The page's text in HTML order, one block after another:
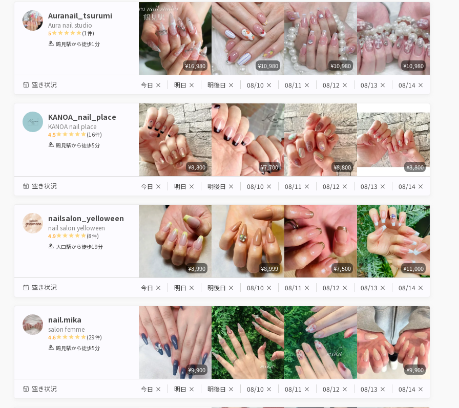
Auranail_tsurumi
Aura nail studio
5
1 2 3 4 5
(1 件)
鶴見駅から徒歩1分
¥16,980 ¥10,980 ¥10,980 ¥10,980
空き状況 今日 × 明日 × 明後日 × 08/10 × 08/11 × 08/12 × 08/13 × 08/14 ×
KANOA_nail_place
KANOA nail place
4.5
1 2 3 4 5
(16件)
鶴見駅から徒歩5分
¥8,800 ¥7,700 ¥8,800 ¥8,800
空き状況 今日 × 明日 × 明後日 × 08/10 × 08/11 × 08/12 × 08/13 × 08/14 ×
nailsalon_yelloween
nail salon yelloween
4.9
1 2 3 4 5
(8件)
大口駅から徒歩19分
¥8,990 ¥8,999 ¥7,500 ¥11,000
空き状況 今日 × 明日 × 明後日 × 08/10 × 08/11 × 08/12 × 08/13 × 08/14 ×
nail.mika
salon femme
4.6
1 2 3 4 5
(29件)
鶴見駅から徒歩5分
¥9,900 ¥9,900
空き状況 今日 × 明日 × 明後日 × 08/10 × 08/11 × 08/12 × 08/13 × 08/14 ×